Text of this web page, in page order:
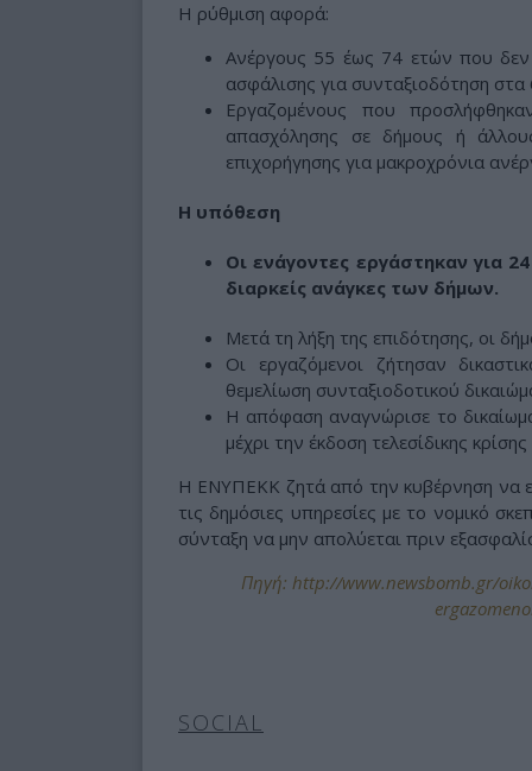
Η ρύθμιση αφορά:
Ανέργους 55 έως 74 ετών που
ασφάλισης για συνταξιοδότηση στα
Εργαζομένους που
απασχόλησης σε δήμους ή
επιχορήγησης για μακροχρόνια
Η υπόθεση
Οι ενάγοντες εργάστηκαν για
διαρκείς ανάγκες των δήμων.
Μετά τη λήξη της επιδότησης, οι
Οι εργαζόμενοι ζήτησαν
θεμελίωση συνταξιοδοτικού
Η απόφαση αναγνώρισε το
μέχρι την έκδοση τελεσίδικης
Η ΕΝΥΠΕΚΚ ζητά από την κυβέρνηση να
τις δημόσιες υπηρεσίες με το νομικό
σύνταξη να μην απολύεται πριν
Πηγή: http://www.newsbomb.gr/
SOCIAL